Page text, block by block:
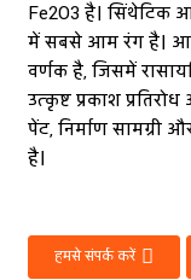
Fe2O3 है।
में सबसे आम रंग है।
वर्णक है, जिसमें
उत्कृष्ट प्रकाश
पेंट, निर्माण सामग्री
है।
हमसे संपर्क करें